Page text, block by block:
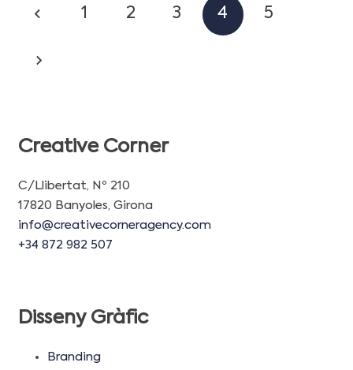
1 2 3 4 5
Creative Corner
C/Llibertat, Nº 210
17820 Banyoles, Girona
info@creativecorneragency.com
+34 872 982 507
Disseny Gràfic
Branding